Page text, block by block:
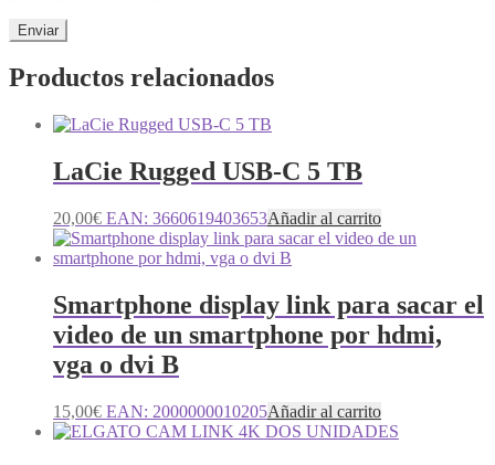
Productos relacionados
LaCie Rugged USB-C 5 TB
20,00€ EAN: 3660619403653Añadir al carrito
Smartphone display link para sacar el
video de un smartphone por hdmi,
vga o dvi B
15,00€ EAN: 2000000010205Añadir al carrito